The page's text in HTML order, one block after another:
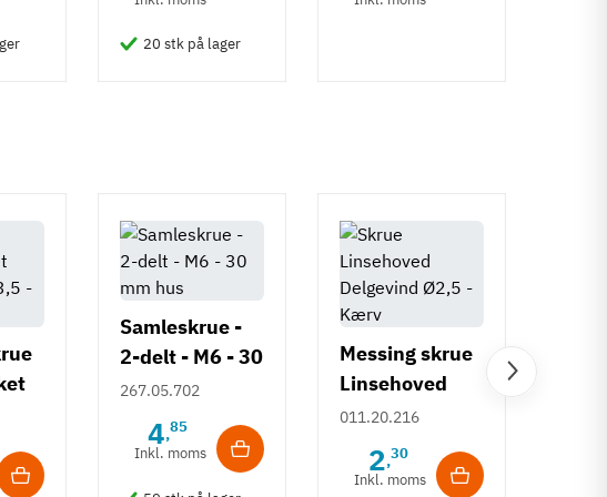
20 stk på lager
Samleskrue -
2-delt - M6 - 30
mm hus
267.05.702
4,85
Inkl. moms
Messing skrue
Linsehoved
Delgevind Ø2,5
- Lige kærv
011.20.216
2,30
Inkl. moms